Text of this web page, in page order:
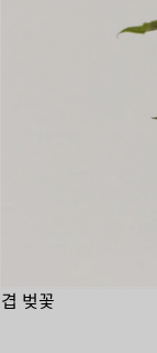
겹 벚꽃